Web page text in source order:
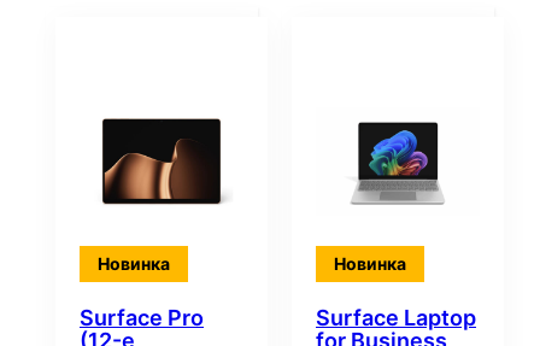
Новинка
Surface Pro
(12-е
Новинка
Surface Laptop
for Business